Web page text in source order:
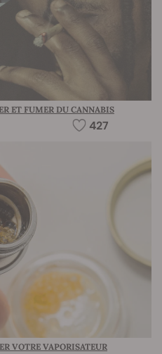
ET FUMER DU CANNABIS
427
VOTRE VAPORISATEUR